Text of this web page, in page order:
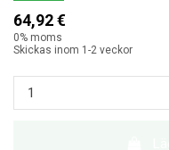
64,92 €
0% moms
Skickas inom 1-2 veckor